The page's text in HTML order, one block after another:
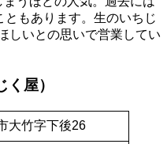
もあります。生のいちじ
しいとの思いで営業してい
屋）
大竹字下後26